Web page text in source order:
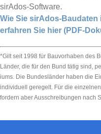
sirAdos-Software.
Wie Sie sirAdos-
erfahren Sie hier (PDF-
*Gilt seit 1998 für Bau­vorhaben des
Länder, die für den Bund tätig sind,
iums. Die Bundes­länder haben die
individuell geregelt. Für die
fordern aber Aus­schrei­bungen nach